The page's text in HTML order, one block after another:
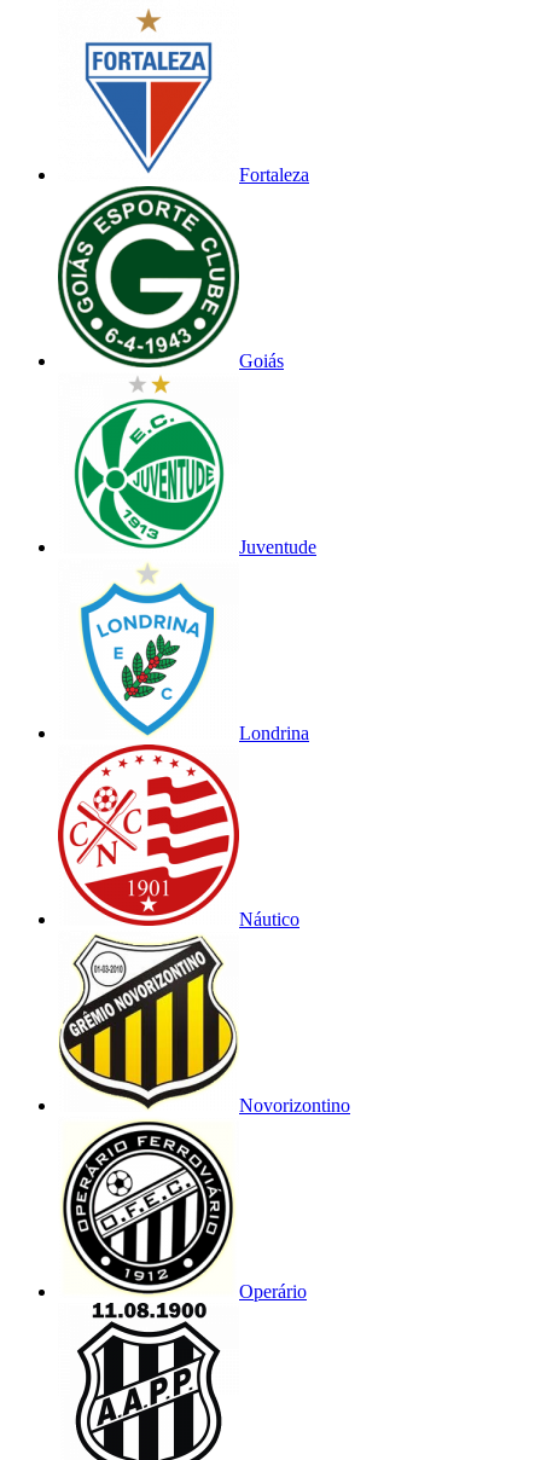
Fortaleza
Goiás
Juventude
Londrina
Náutico
Novorizontino
Operário